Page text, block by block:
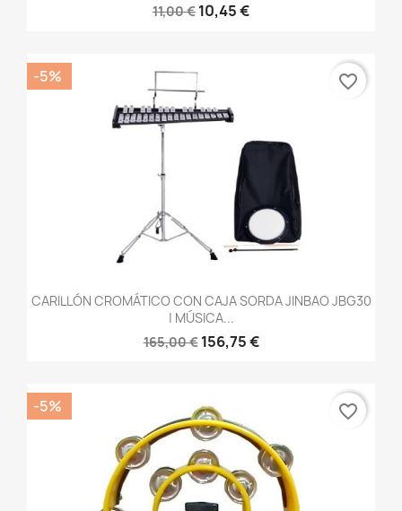
11,00 € 10,45 €
CARILLÓN CROMÁTICO CON CAJA SORDA JINBAO JBG30
| MÚSICA...
165,00 € 156,75 €
-5% favorite_border
-5% favorite_border